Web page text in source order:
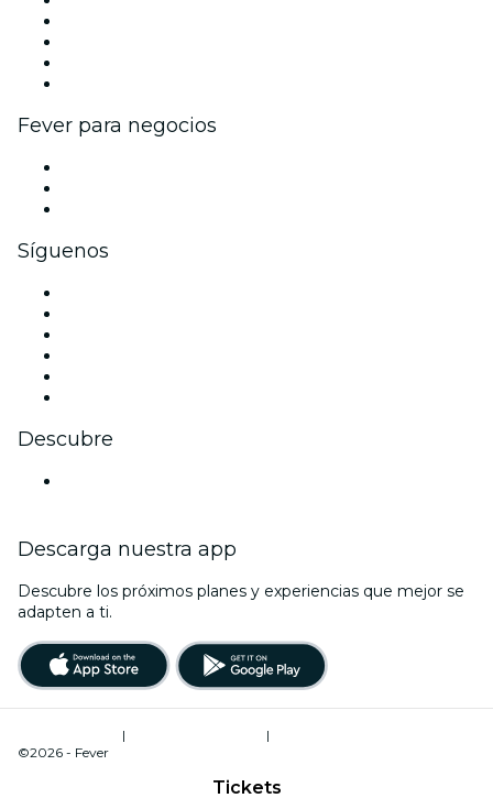
Tickets
Fever para negocios
Síguenos
Descubre
Descarga nuestra app
Descubre los próximos planes y experiencias que mejor se
adapten a ti.
| |
©2026 - Fever